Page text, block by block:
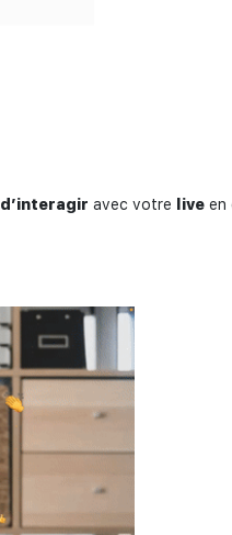
d’interagir avec votre live en